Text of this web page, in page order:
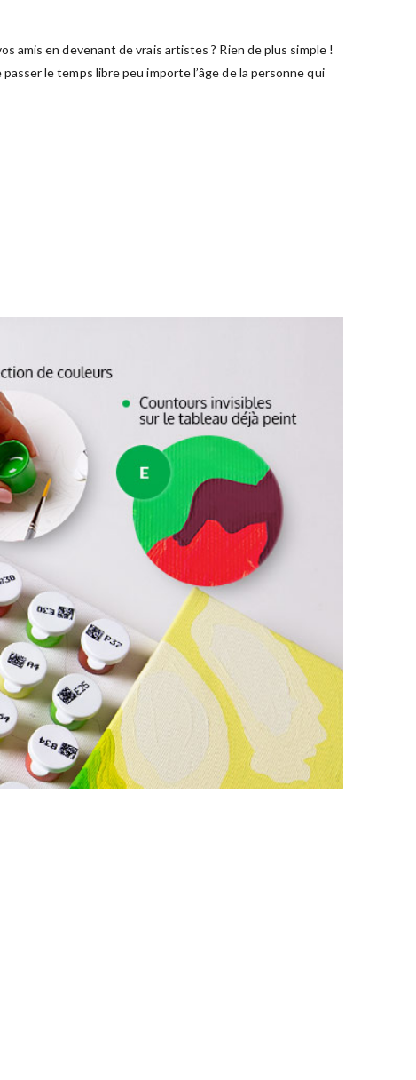
amis en devenant de vrais artistes ? Rien de plus simple !
le temps libre peu importe l’âge de la personne qui